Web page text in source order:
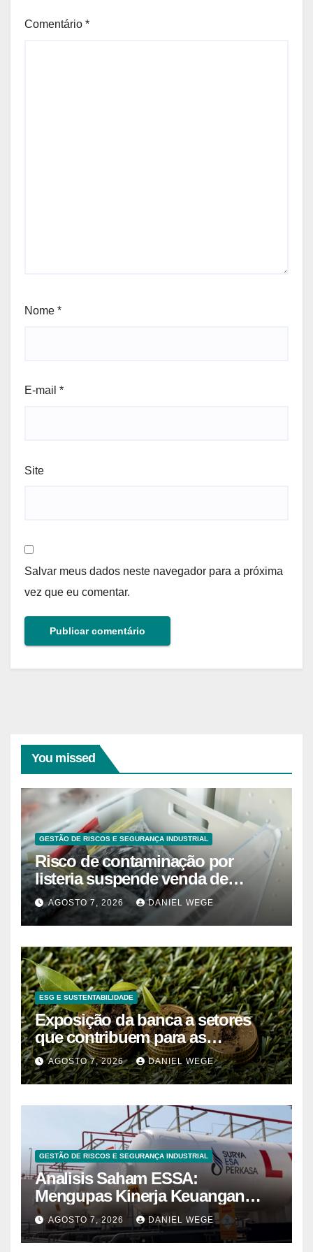
Comentário *
Nome *
E-mail *
Site
Salvar meus dados neste navegador para a próxima
vez que eu comentar.
You missed
GESTÃO DE RISCOS E SEGURANÇA INDUSTRIAL
Risco de contaminação por
listeria suspende venda de
mirtilos em fábricas da América
do Norte – Mix Vale
AGOSTO 7, 2026 DANIEL WEGE
ESG E SUSTENTABILIDADE
Exposição da banca a setores
que contribuem para as
alterações climáticas mantém-se
nos 62%
AGOSTO 7, 2026 DANIEL WEGE
GESTÃO DE RISCOS E SEGURANÇA INDUSTRIAL
Analisis Saham ESSA:
Mengupas Kinerja Keuangan
ESSA Semester I 2026
AGOSTO 7, 2026 DANIEL WEGE